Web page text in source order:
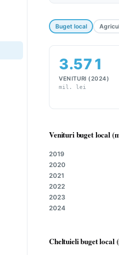
Buget local
3.571
VENITURI (2024)
mil. lei
Venituri buget local
2019
2020
2021
2022
2023
2024
Cheltuieli buget local